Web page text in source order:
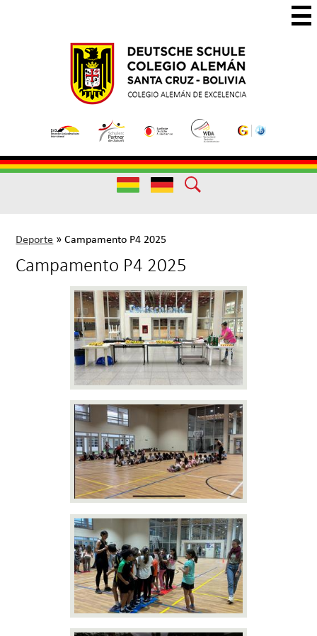
to
main
content
Colegio
Santa
Cruz
Colegio
de
Excelencia
Useful
Links
Useful
Deporte » Campamento P4 2025
Campamento P4 2025